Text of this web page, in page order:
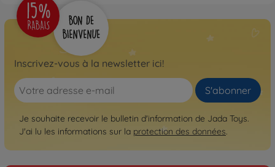
Inscrivez-vous à la newsletter ici!
S'abonner
Je souhaite recevoir le bulletin d'information de Jada Toys.
J'ai lu les informations sur la protection des données.